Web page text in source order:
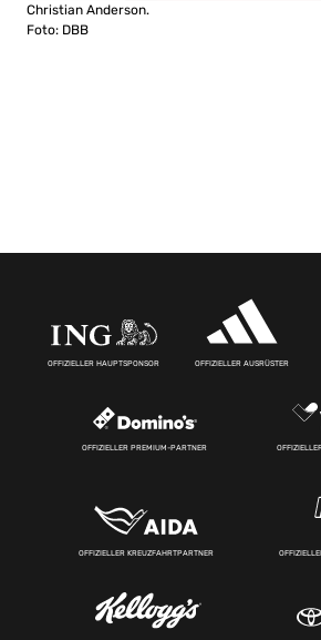
Christian Anderson.
Foto: DBB
OFFIZIELLER HAUPTSPONSOR OFFIZIELLER AUSRÜSTER
OFFIZIELLER PREMIUM-PARTNER
OFFIZIELLER KREUZFAHRTPARTNER